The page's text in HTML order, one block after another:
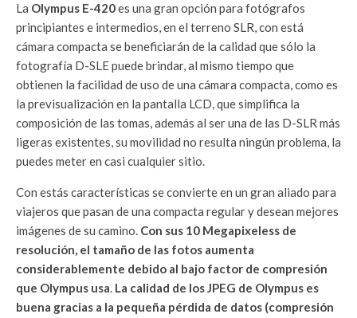
La Olympus E-420es una gran opción para fotógrafos
principiantes e intermedios, en el terreno SLR, con está
cámara compacta se beneficiarán de la calidad que sólo la
fotografía D-SLE puede brindar, al mismo tiempo que
obtienen la facilidad de uso de una cámara compacta, como es
la previsualización en la pantalla LCD, que simplifica la
composición de las tomas, además al ser una de las D-SLR más
ligeras existentes, su movilidad no resulta ningún problema, la
puedes meter en casi cualquier sitio.
Con estás características se convierte en un gran aliado para
viajeros que pasan de una compacta regular y desean mejores
imágenes de su camino. Con sus 10 Megapixeless de
resolución, el tamaño de las fotos aumenta
considerablemente debido al bajo factor de compresión
que Olympus usa. La calidad de los JPEG de Olympus es
buena gracias a la pequeña pérdida de datos (compresión